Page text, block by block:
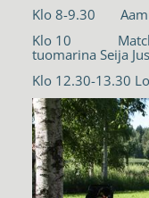
Klo 8-9.30
Klo 10 Match
tuomarina Seija
Klo 12.30-13.30